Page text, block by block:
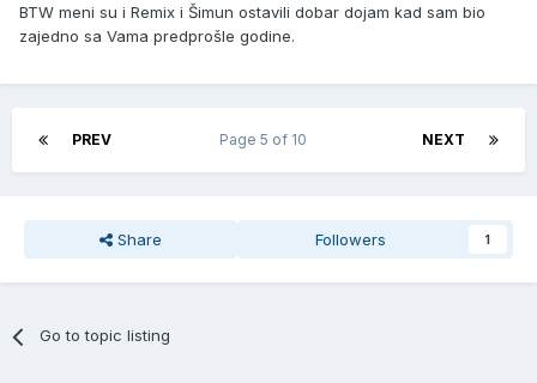
BTW meni su i Remix i Šimun ostavili dobar dojam kad sam bio
zajedno sa Vama predprošle godine.
PREV NEXT
Page 5 of 10
Share Followers 1
Go to topic listing